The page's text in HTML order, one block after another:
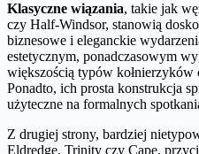
Klasyczne wiązania, takie jak
czy Half-Windsor, stanowią
biznesowe i eleganckie
estetycznym, ponadczasowym
większością typów
Ponadto, ich prosta konstrukcja
użyteczne na formalnych
Z drugiej strony, bardziej
Eldredge, Trinity czy Cape,